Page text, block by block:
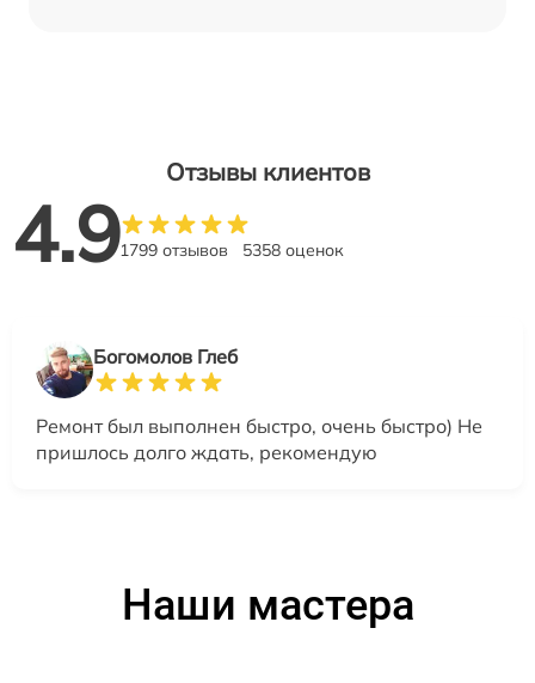
Отзывы клиентов
4.91799 отзывов 5358 оценок
Богомолов Глеб
Ремонт был выполнен быстро, очень быстро) Не
пришлось долго ждать, рекомендую
Наши мастера